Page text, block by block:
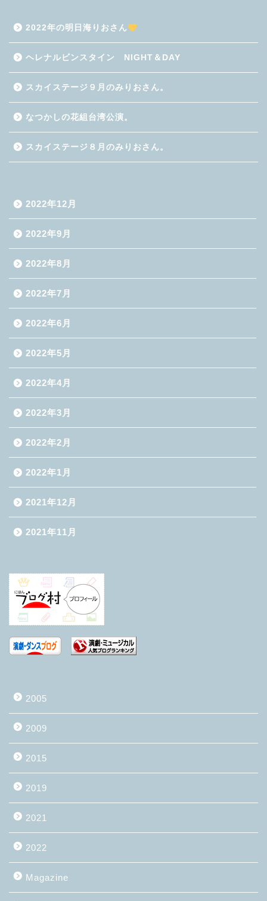
2022年の明日海りおさん
ヘレナルビンスタイン NIGHT＆DAY
スカイステージ９月のみりおさん。
なつかしの花組台湾公演。
スカイステージ８月のみりおさん。
2022年12月
2022年9月
2022年8月
2022年7月
2022年6月
2022年5月
2022年4月
2022年3月
2022年2月
2022年1月
2021年12月
2021年11月
2005
2009
2015
2019
2021
2022
Magazine